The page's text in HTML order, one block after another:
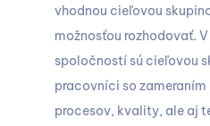
vhodnou cieľovou
možnosťou rozhodovať.
spoločností sú cieľovou
pracovníci so
procesov, kvality, ale aj